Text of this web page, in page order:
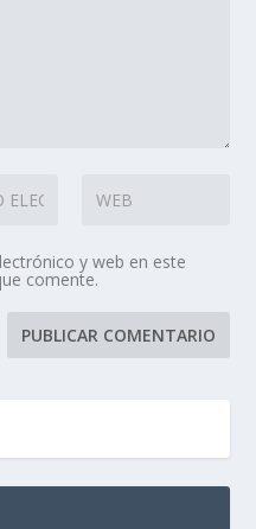
y web en este
comente.